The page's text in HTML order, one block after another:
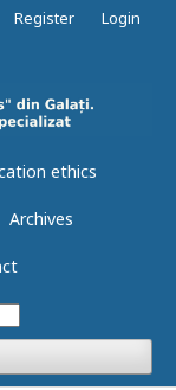
ethics
Archives
Register Login